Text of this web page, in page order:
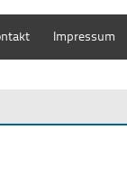
Impressum